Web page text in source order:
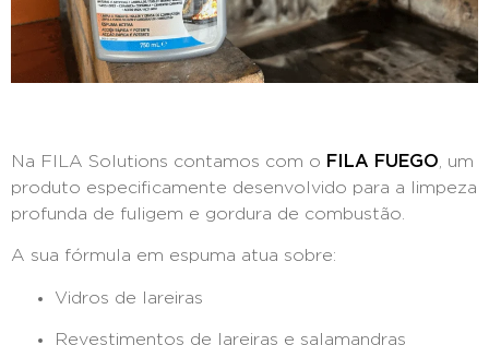
Na FILA Solutions contamos com o FILA FUEGO , um
produto especificamente desenvolvido para a limpeza
profunda de fuligem e gordura de combustão.
A sua fórmula em espuma atua sobre:
Vidros de lareiras
Revestimentos de lareiras e salamandras